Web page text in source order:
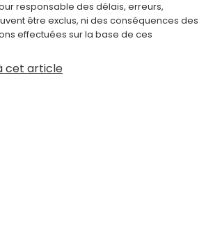
responsable des délais, erreurs,
être exclus, ni des conséquences des
effectuées sur la base de ces
cet article